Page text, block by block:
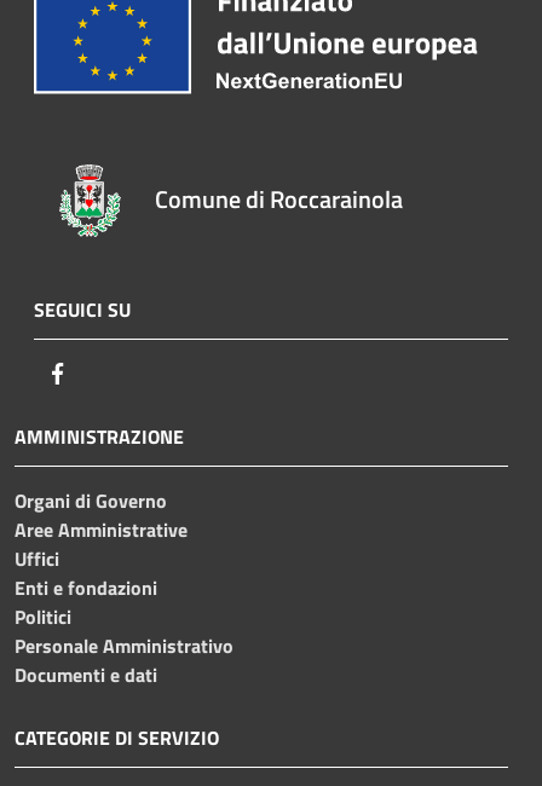
Comune di Roccarainola
SEGUICI SU
AMMINISTRAZIONE
Organi di Governo
Aree Amministrative
Uffici
Enti e fondazioni
Politici
Personale Amministrativo
Documenti e dati
CATEGORIE DI SERVIZIO